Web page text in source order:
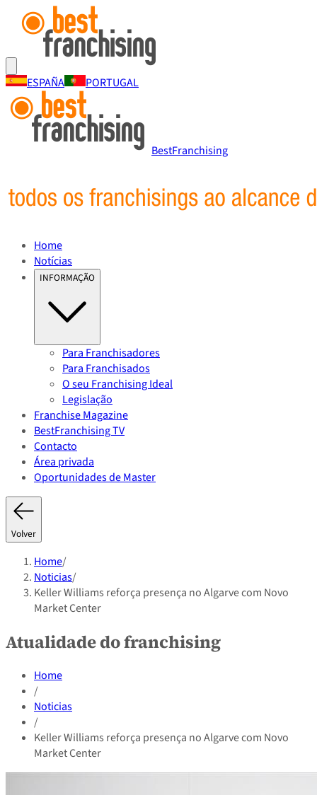
ESPAÑA PORTUGAL
BestFranchising
Home
Notícias
INFORMAÇÃO
Para Franchisadores
Para Franchisados
O seu Franchising Ideal
Legislação
Franchise Magazine
BestFranchising TV
Contacto
Área privada
Oportunidades de Master
Volver
Home/
Noticias/
Keller Williams reforça presença no Algarve com Novo
Market Center
Atualidade do franchising
Home
/
Noticias
/
Keller Williams reforça presença no Algarve com Novo
Market Center